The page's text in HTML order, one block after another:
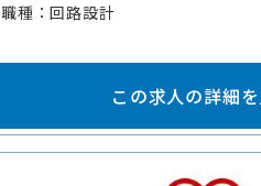
職種
回路設計
この求人の詳細